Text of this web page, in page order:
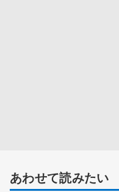
あわせて読みたい